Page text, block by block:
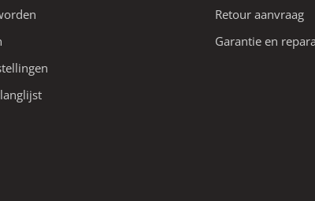
Retour aanvraag
Garantie en